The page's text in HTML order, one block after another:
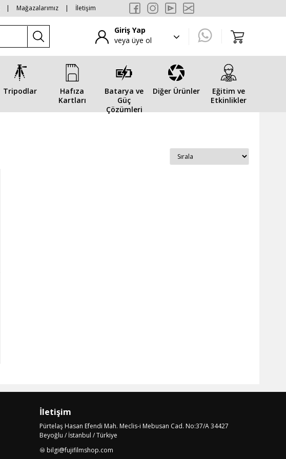
| Mağazalarımız | İletişim
Giriş Yap
veya üye ol
Tripodlar
Hafıza
Kartları
Batarya ve
Güç
Çözümleri
Diğer Ürünler
Eğitim ve
Etkinlikler
İletişim
Pürtelaş Hasan Efendi Mah. Meclis-i Mebusan Cad. No:37/A 34427
Beyoğlu / İstanbul / Türkiye
bilgi@fujifilmshop.com